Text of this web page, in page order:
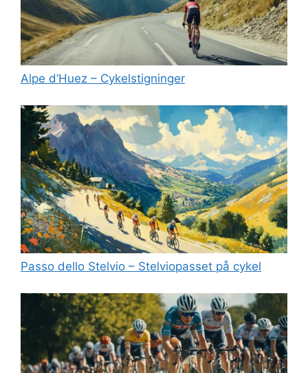
Alpe d’Huez – Cykelstigninger
Passo dello Stelvio – Stelviopasset på cykel